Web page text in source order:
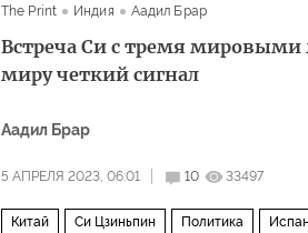
The Print Индия Аадил Брар
Встреча Си с тремя мировыми
миру четкий сигнал
Аадил Брар
5 АПРЕЛЯ 2023, 06:01 10 33497
Китай Си Цзиньпин Политика